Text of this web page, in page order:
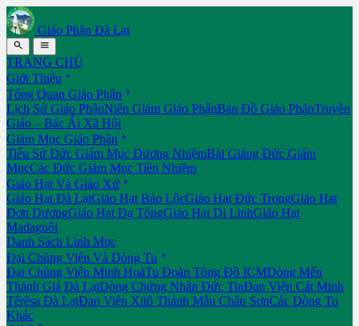
Giáo Phận Đà Lạt
 
TRANG CHỦ
Giới Thiệu 
Tổng Quan Giáo Phận 
Lịch Sử Giáo PhậnNiên Giám Giáo PhậnBản Đồ Giáo PhậnTruyền
Giáo – Bác Ái Xã Hội
Giám Mục Giáo Phận 
Tiểu Sử Đức Giám Mục Đương NhiệmBài Giảng Đức Giám
MụcCác Đức Giám Mục Tiền Nhiệm
Giáo Hạt Và Giáo Xứ 
Giáo Hạt Đà LạtGiáo Hạt Bảo LộcGiáo Hạt Đức TrọngGiáo Hạt
Đơn DươngGiáo Hạt Đạ TôngGiáo Hạt Di LinhGiáo Hạt
Madaguôi
Danh Sách Linh Mục
Đại Chủng Viện Và Dòng Tu 
Đại Chủng Viện Minh HoàTu Đoàn Tông Đồ ICMDòng Mến
Thánh Giá Đà LạtDòng Chứng Nhân Đức TinĐan Viện Cát Minh
Têrêsa Đà LạtĐan Viện Xitô Thánh Mẫu Châu SơnCác Dòng Tu
Khác